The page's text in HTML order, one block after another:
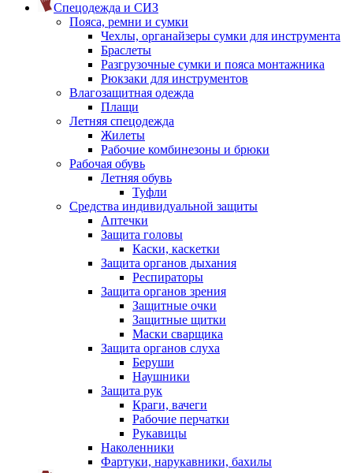
Спецодежда и СИЗ
Пояса, ремни и сумки
Чехлы, органайзеры сумки для инструмента
Браслеты
Разгрузочные сумки и пояса монтажника
Рюкзаки для инструментов
Влагозащитная одежда
Плащи
Летняя спецодежда
Жилеты
Рабочие комбинезоны и брюки
Рабочая обувь
Летняя обувь
Туфли
Средства индивидуальной защиты
Аптечки
Защита головы
Каски, каскетки
Защита органов дыхания
Респираторы
Защита органов зрения
Защитные очки
Защитные щитки
Маски сварщика
Защита органов слуха
Беруши
Наушники
Защита рук
Краги, вачеги
Рабочие перчатки
Рукавицы
Наколенники
Фартуки, нарукавники, бахилы